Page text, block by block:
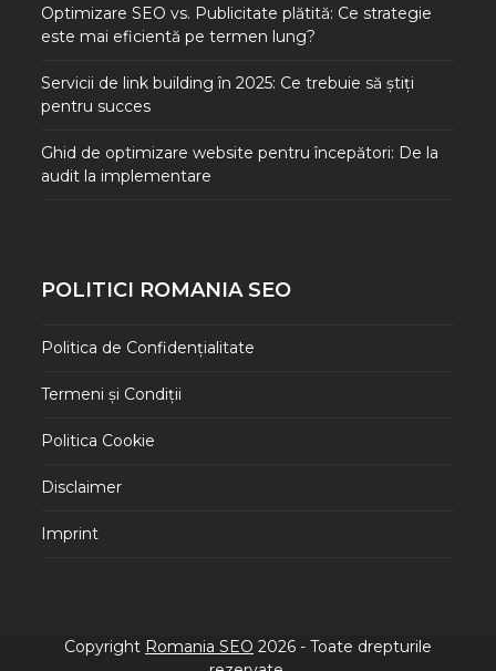
Optimizare SEO vs. Publicitate plătită: Ce strategie
este mai eficientă pe termen lung?
Servicii de link building în 2025: Ce trebuie să știți
pentru succes
Ghid de optimizare website pentru începători: De la
audit la implementare
POLITICI ROMANIA SEO
Politica de Confidențialitate
Termeni și Condiții
Politica Cookie
Disclaimer
Imprint
Copyright Romania SEO 2026 - Toate drepturile